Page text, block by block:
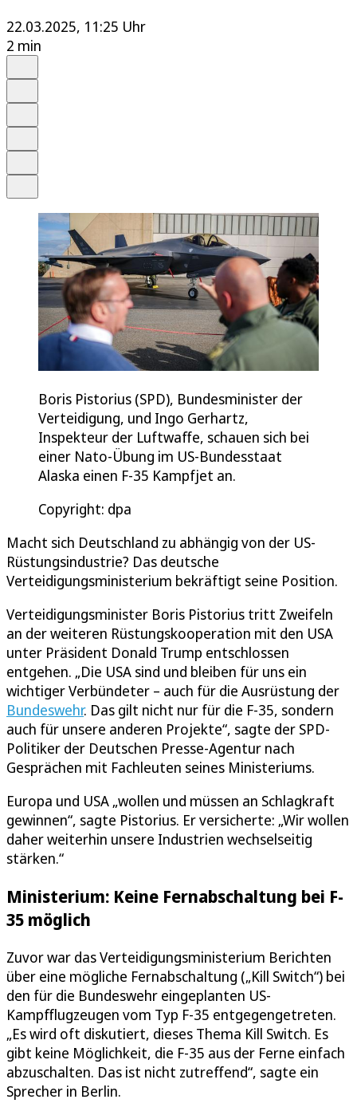
22.03.2025, 11:25 Uhr
2 min
Boris Pistorius (SPD), Bundesminister der
Verteidigung, und Ingo Gerhartz,
Inspekteur der Luftwaffe, schauen sich bei
einer Nato-Übung im US-Bundesstaat
Alaska einen F-35 Kampfjet an.
Copyright: dpa
Macht sich Deutschland zu abhängig von der US-
Rüstungsindustrie? Das deutsche
Verteidigungsministerium bekräftigt seine Position.
Verteidigungsminister Boris Pistorius tritt Zweifeln
an der weiteren Rüstungskooperation mit den USA
unter Präsident Donald Trump entschlossen
entgehen. „Die USA sind und bleiben für uns ein
wichtiger Verbündeter – auch für die Ausrüstung der
Bundeswehr. Das gilt nicht nur für die F-35, sondern
auch für unsere anderen Projekte“, sagte der SPD-
Politiker der Deutschen Presse-Agentur nach
Gesprächen mit Fachleuten seines Ministeriums.
Europa und USA „wollen und müssen an Schlagkraft
gewinnen“, sagte Pistorius. Er versicherte: „Wir wollen
daher weiterhin unsere Industrien wechselseitig
stärken.“
Ministerium: Keine Fernabschaltung bei F-
35 möglich
Zuvor war das Verteidigungsministerium Berichten
über eine mögliche Fernabschaltung („Kill Switch“) bei
den für die Bundeswehr eingeplanten US-
Kampfflugzeugen vom Typ F-35 entgegengetreten.
„Es wird oft diskutiert, dieses Thema Kill Switch. Es
gibt keine Möglichkeit, die F-35 aus der Ferne einfach
abzuschalten. Das ist nicht zutreffend“, sagte ein
Sprecher in Berlin.